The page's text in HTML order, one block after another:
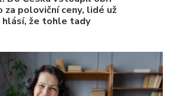
za poloviční ceny, lidé už
hlásí, že tohle tady